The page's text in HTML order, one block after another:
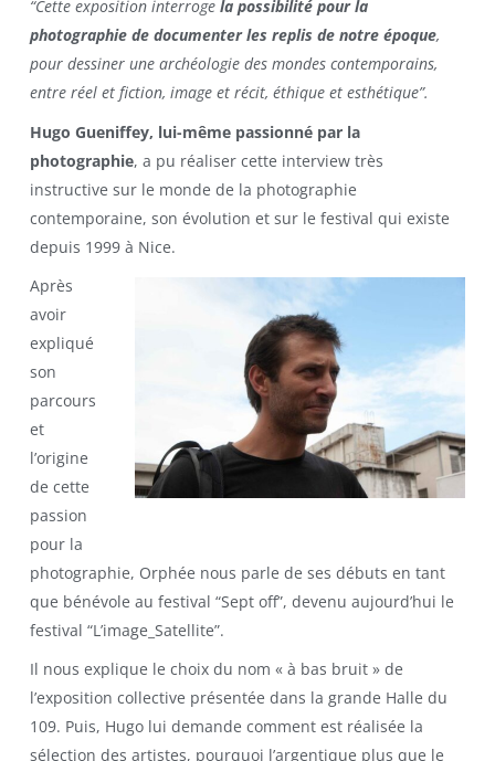
“Cette exposition interroge la possibilité pour la
photographie de documenter les replis de notre époque,
pour dessiner une archéologie des mondes contemporains,
entre réel et fiction, image et récit, éthique et esthétique”.
Hugo Gueniffey, lui-même passionné par la
photographie, a pu réaliser cette interview très
instructive sur le monde de la photographie
contemporaine, son évolution et sur le festival qui existe
depuis 1999 à Nice.
Après
avoir
expliqué
son
parcours
et
l’origine
de cette
passion
pour la
photographie, Orphée nous parle de ses débuts en tant
que bénévole au festival “Sept off”, devenu aujourd’hui le
festival “L’image_Satellite”.
Il nous explique le choix du nom « à bas bruit » de
l’exposition collective présentée dans la grande Halle du
109. Puis, Hugo lui demande comment est réalisée la
sélection des artistes, pourquoi l’argentique plus que le